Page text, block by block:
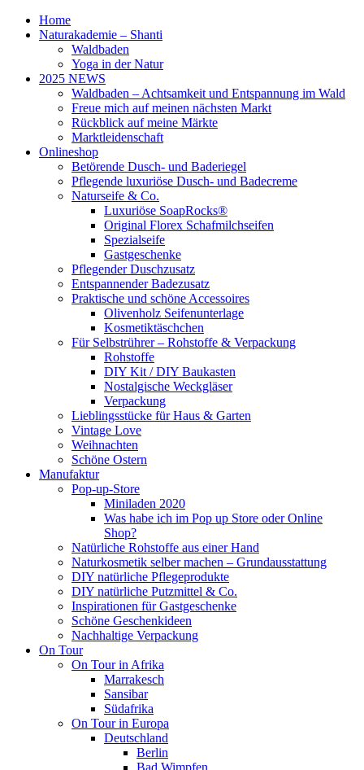
Home
Naturakademie – Shanti
Waldbaden
Yoga in der Natur
2025 NEWS
Waldbaden – Achtsamkeit und Entspannung im Wald
Freue mich auf meinen nächsten Markt
Rückblick auf meine Märkte
Marktleidenschaft
Onlineshop
Betörende Dusch- und Baderiegel
Pflegende luxuriöse Dusch- und Badecreme
Naturseife & Co.
Luxuriöse SoapRocks®
Original Florex Schafmilchseifen
Spezialseife
Gastgeschenke
Pflegender Duschzusatz
Entspannender Badezusatz
Praktische und schöne Accessoires
Olivenholz Seifenunterlage
Kosmetiktäschchen
Für Selbstrührer – Rohstoffe & Verpackung
Rohstoffe
DIY Kit / DIY Baukasten
Nostalgische Weckgläser
Verpackung
Lieblingsstücke für Haus & Garten
Vintage Love
Weihnachten
Schöne Ostern
Manufaktur
Pop-up-Store
Miniladen 2020
Was habe ich im Pop up Store oder Online
Shop?
Natürliche Rohstoffe aus einer Hand
Naturkosmetik selber machen – Grundausstattung
DIY natürliche Pflegeprodukte
DIY natürliche Putzmittel & Co.
Inspirationen für Gastgeschenke
Schöne Geschenkideen
Nachhaltige Verpackung
On Tour
On Tour in Afrika
Marrakesch
Sansibar
Südafrika
On Tour in Europa
Deutschland
Berlin
Bad Wimpfen